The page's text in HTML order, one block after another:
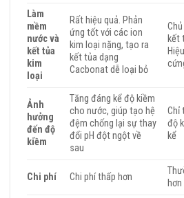
Làm
mềm
nước và
kết tủa
kim
loại
Rất hiệu quả. Phản
ứng tốt với các ion
kim loại nặng, tạo ra
kết tủa dạng
Cacbonat dễ loại bỏ
kết
Ảnh
hưởng
đến độ
kiềm
Tăng đáng kể độ kiềm
cho nước, giúp tạo hệ
đệm chống lại sự thay
đổi pH đột ngột về
sau
Chỉ
độ
kể
Chi phí Chi phí thấp hơn
hơn